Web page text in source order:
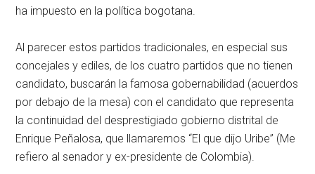
ha impuesto en la política bogotana.
Al parecer estos partidos tradicionales, en especial sus
concejales y ediles, de los cuatro partidos que no tienen
candidato, buscarán la famosa gobernabilidad (acuerdos
por debajo de la mesa) con el candidato que representa
la continuidad del desprestigiado gobierno distrital de
Enrique Peñalosa, que llamaremos “El que dijo Uribe” (Me
refiero al senador y ex-presidente de Colombia).